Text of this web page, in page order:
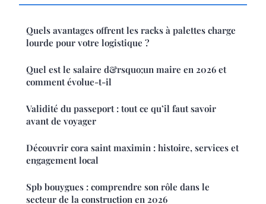
Quels avantages offrent les racks à palettes charge
lourde pour votre logistique ?
Quel est le salaire d&rsquo;un maire en 2026 et
comment évolue-t-il
Validité du passeport : tout ce qu’il faut savoir
avant de voyager
Découvrir cora saint maximin : histoire, services et
engagement local
Spb bouygues : comprendre son rôle dans le
secteur de la construction en 2026